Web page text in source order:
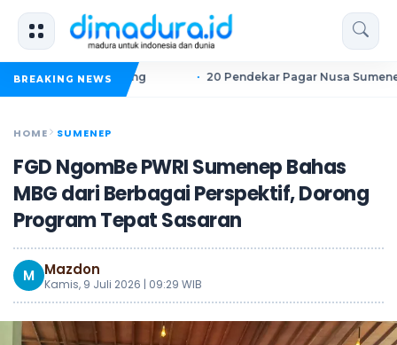
BREAKING NEWS
Sampang 20 Pendekar Pagar Nusa Sumenep Ikuti
HOME SUMENEP
FGD NgomBe PWRI Sumenep Bahas
MBG dari Berbagai Perspektif, Dorong
Program Tepat Sasaran
M Mazdon
Kamis, 9 Juli 2026 | 09:29 WIB